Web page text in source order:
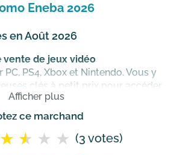
Eneba 2026
en Août 2026
vente de jeux vidéo
PC, PS4, Xbox et Nintendo. Vous y
clés à petit prix pour accéder
sur votre plateforme préférée. En
vous achetez les meilleurs
code promo Eneba ?
Afficher plus
ce marchand
(3 votes)